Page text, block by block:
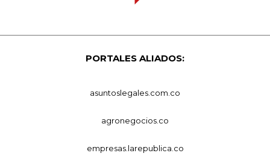
PORTALES ALIADOS:
asuntoslegales.com.co
agronegocios.co
empresas.larepublica.co